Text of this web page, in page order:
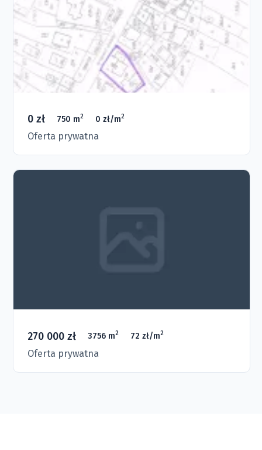
0 zł 750 m2 0 zł/m2
Oferta prywatna
270 000 zł 3756 m2 72 zł/m2
Oferta prywatna